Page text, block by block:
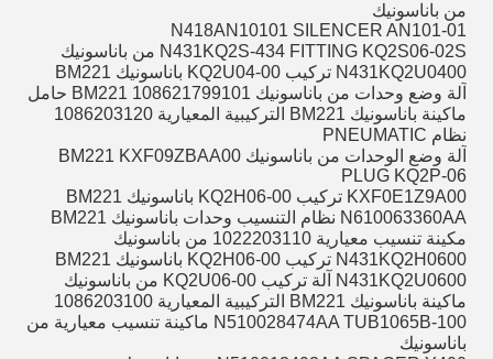
من باناسونيك
N418AN10101 SILENCER AN101-01
N431KQ2S-434 FITTING KQ2S06-02S من باناسونيك
N431KQ2U0400 تركيب KQ2U04-00 باناسونيك BM221
آلة وضع وحدات من باناسونيك BM221 108621799101 حامل
ماكينة باناسونيك BM221 التركيبية المعيارية 1086203120
نظام PNEUMATIC
آلة وضع الوحدات من باناسونيك BM221 KXF09ZBAA00
PLUG KQ2P-06
KXF0E1Z9A00 تركيب KQ2H06-00 باناسونيك BM221
N610063360AA نظام التنسيب وحدات باناسونيك BM221
مكينة تنسيب معيارية 1022203110 من باناسونيك
N431KQ2H0600 تركيب KQ2H06-00 باناسونيك BM221
N431KQ2U0600 آلة تركيب KQ2U06-00 من باناسونيك
ماكينة باناسونيك BM221 التركيبية المعيارية 1086203100
N510028474AA TUB1065B-100 ماكينة تنسيب معيارية من
باناسونيك